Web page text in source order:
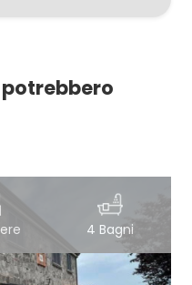
4 Bagni